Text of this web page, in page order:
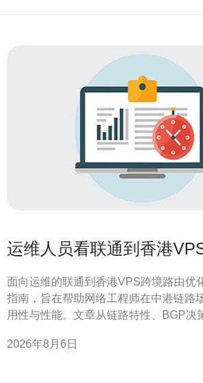
运维人员看联通到香港
面向运维的联通到香港VPS跨境路由优
指南，旨在帮助网络工程师在中港链路
用性与性能。文章从链路特性、BGP决
便于在真实生产环境中实施与验证。 理解联通到香港
2026年8月6日